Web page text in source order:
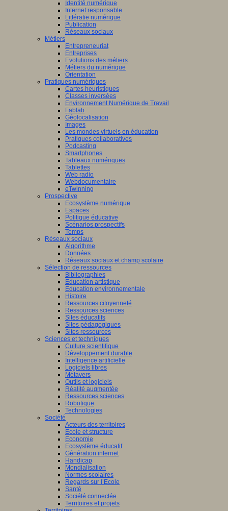
Identité numérique
Internet responsable
Littératie numérique
Publication
Réseaux sociaux
Métiers
Entrepreneuriat
Entreprises
Evolutions des métiers
Métiers du numérique
Orientation
Pratiques numériques
Cartes heuristiques
Classes inversées
Environnement Numérique de Travail
Fablab
Géolocalisation
Images
Les mondes virtuels en éducation
Pratiques collaboratives
Podcasting
Smartphones
Tableaux numériques
Tablettes
Web radio
Webdocumentaire
eTwinning
Prospective
Ecosystème numérique
Espaces
Politique éducative
Scénarios prospectifs
Temps
Réseaux sociaux
Algorithme
Données
Réseaux sociaux et champ scolaire
Sélection de ressources
Bibliographies
Education artistique
Education environnementale
Histoire
Ressources citoyenneté
Ressources sciences
Sites éducatifs
Sites pédagogiques
Sites ressources
Sciences et techniques
Culture scientifique
Développement durable
Intelligence artificielle
Logiciels libres
Métavers
Outils et logiciels
Réalité augmentée
Ressources sciences
Robotique
Technologies
Société
Acteurs des territoires
Ecole et structure
Economie
Ecosystème éducatif
Génération internet
Handicap
Mondialisation
Normes scolaires
Regards sur l’Ecole
Santé
Société connectée
Territoires et projets